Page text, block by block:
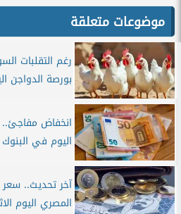
موضوعات متعلقة
رغم التقلبات
بورصة الدواجن
انخفاض مفاجئ..
اليوم في البنوك
آخر تحديث.. سعر
المصري اليوم الاثنين 28